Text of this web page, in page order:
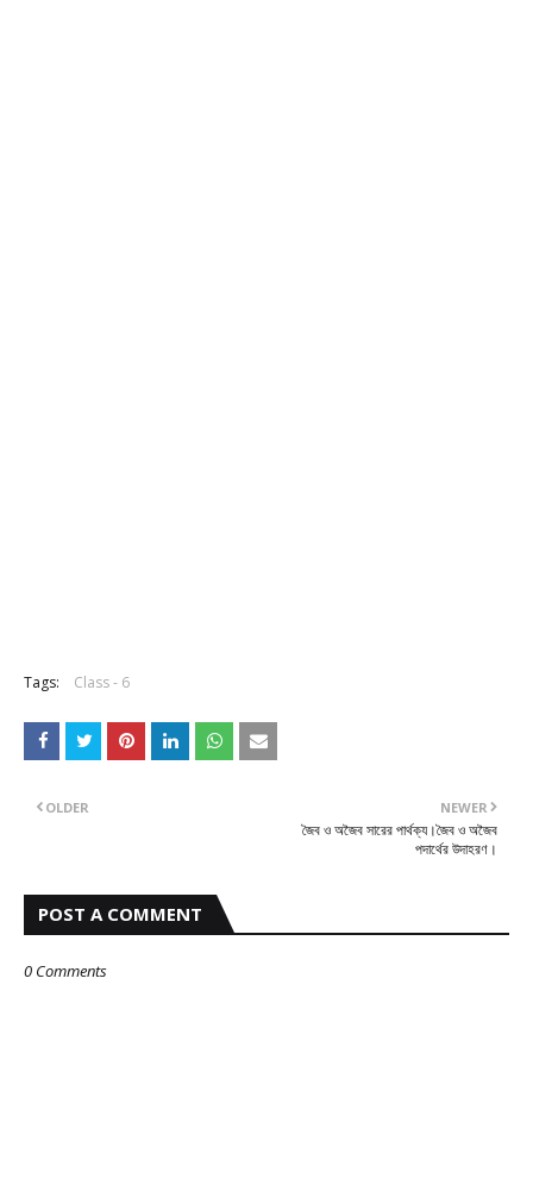
Tags: Class - 6
NEWER
জৈব ও অজৈব সারের পার্থক্য।জৈব ও অজৈব
পদার্থের উদাহরণ।
OLDER
POST A COMMENT
0 Comments